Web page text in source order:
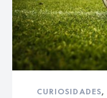
CURIOSIDADES,